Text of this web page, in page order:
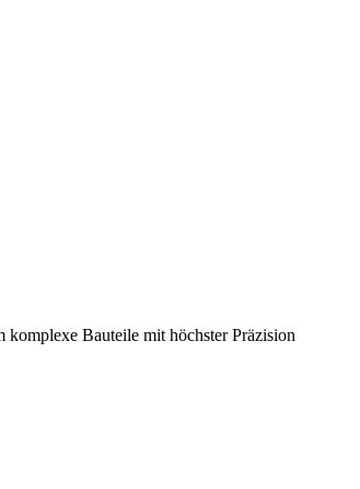
komplexe Bauteile mit höchster Präzision